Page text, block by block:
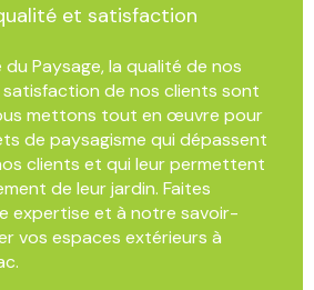
et satisfaction
Paysage, la qualité de nos
de nos clients sont
mettons tout en œuvre pour
de paysagisme qui dépassent
clients et qui leur permettent
de leur jardin. Faites
expertise et à notre savoir-
vos espaces extérieurs à